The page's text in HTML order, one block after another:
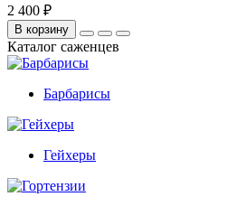
2 400 ₽
В корзину
Каталог саженцев
Барбарисы
Гейхеры